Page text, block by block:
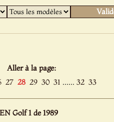
Aller à la page:
27 28 29 30 31 ...... 32 33
Golf 1 de 1989